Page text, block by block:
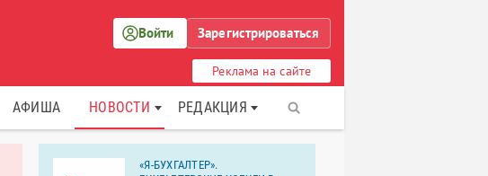
Войти Зарегистрироваться
Реклама на сайте
АФИША НОВОСТИ РЕДАКЦИЯ
«Я-БУХГАЛТЕР».